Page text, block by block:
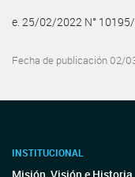
e. 25/02/2022 N°
Fecha de publicación 02/
INSTITUCIONAL